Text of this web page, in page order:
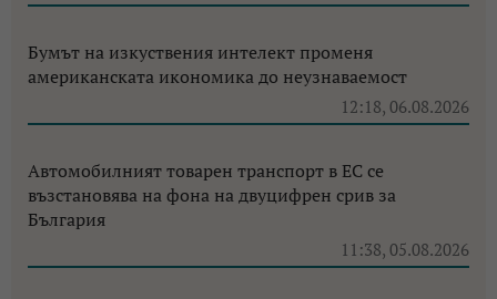
Бумът на изкуствения интелект променя
американската икономика до неузнаваемост
12:18, 06.08.2026
Автомобилният товарен транспорт в ЕС се
възстановява на фона на двуцифрен срив за
България
11:38, 05.08.2026